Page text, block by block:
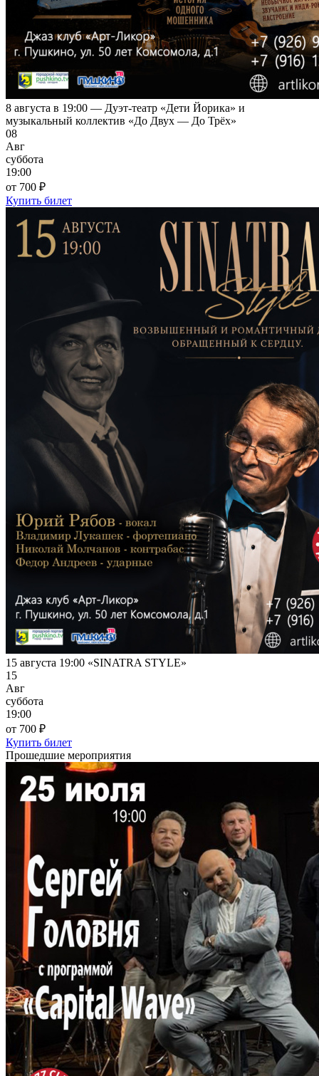
8 августа в 19:00 — Дуэт-театр «Дети Йорика» и
музыкальный коллектив «До Двух — До Трёх»
08
Авг
суббота
19:00
от 700 ₽
Купить билет
15 августа 19:00 «SINATRA STYLE»
15
Авг
суббота
19:00
от 700 ₽
Купить билет
Прошедшие мероприятия